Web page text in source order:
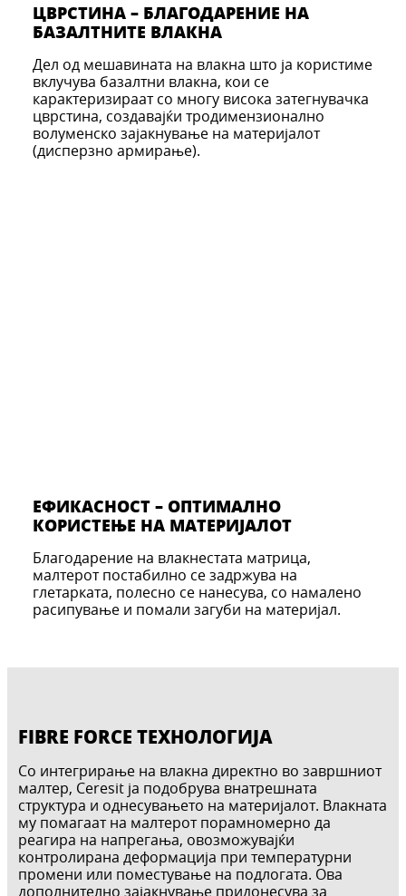
ЦВРСТИНА – БЛАГОДАРЕНИЕ НА
БАЗАЛТНИТЕ ВЛАКНА
Дел од мешавината на влакна што ја користиме
вклучува базалтни влакна, кои се
карактеризираат со многу висока затегнувачка
цврстина, создавајќи тродимензионално
волуменско зајакнување на материјалот
(дисперзно армирање).
ЕФИКАСНОСТ – ОПТИМАЛНО
КОРИСТЕЊЕ НА МАТЕРИЈАЛОТ
Благодарение на влакнестата матрица,
малтерот постабилно се задржува на
глетарката, полесно се нанесува, со намалено
расипување и помали загуби на материјал.
FIBRE FORCE ТЕХНОЛОГИЈА
Со интегрирање на влакна директно во завршниот
малтер, Ceresit ја подобрува внатрешната
структура и однесувањето на материјалот. Влакната
му помагаат на малтерот порамномерно да
реагира на напрегања, овозможувајќи
контролирана деформација при температурни
промени или поместување на подлогата. Ова
дополнително зајакнување придонесува за